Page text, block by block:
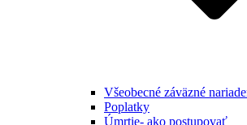
Všeobecné záväzné
Poplatky
Úmrtie- ako postupovať